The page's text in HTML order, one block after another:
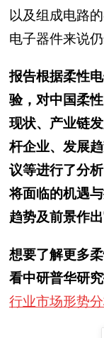
以及组成电路
电子器件来说
报告根据柔性
验，对中国柔
现状、产业链
杆企业、发展
议等进行了分
将面临的机遇
趋势及前景作
想要了解更多
看中研普华研
行业市场形势